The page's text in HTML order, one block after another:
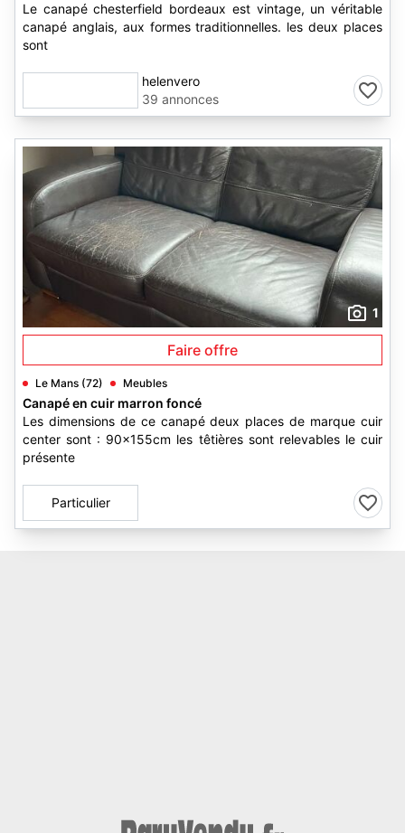
Le canapé chesterfield bordeaux est vintage, un véritable
canapé anglais, aux formes traditionnelles. les deux places
sont
helenvero
39 annonces
1
Faire offre
Le Mans (72) Meubles
Canapé en cuir marron foncé
Les dimensions de ce canapé deux places de marque cuir
center sont : 90x155cm les têtières sont relevables le cuir
présente
Particulier